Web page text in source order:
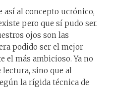
así al concepto ucrónico,
pero que sí pudo ser.
ojos son las
podido ser el mejor
el más ambicioso. Ya no
lectura, sino que al
la rígida técnica de